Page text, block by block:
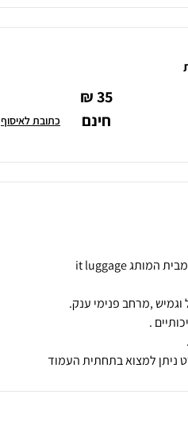
35 ₪
חינם כתובת לאיסוף
ניתן למצוא בתחתית העמוד